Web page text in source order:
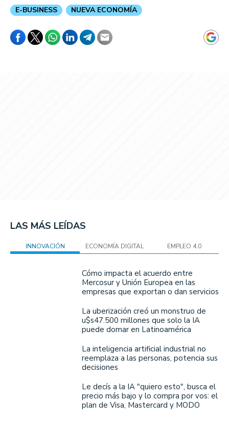
E-BUSINESS
NUEVA ECONOMÍA
LAS MÁS LEÍDAS
INNOVACIÓN ECONOMÍA DIGITAL EMPLEO 4.0
Cómo impacta el acuerdo entre
Mercosur y Unión Europea en las
empresas que exportan o dan servicios
La uberización creó un monstruo de
u$s47.500 millones que solo la IA
puede domar en Latinoamérica
La inteligencia artificial industrial no
reemplaza a las personas, potencia sus
decisiones
Le decís a la IA "quiero esto", busca el
precio más bajo y lo compra por vos: el
plan de Visa, Mastercard y MODO